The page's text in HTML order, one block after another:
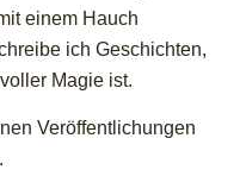
einem Hauch
ich Geschichten,
Magie ist.
Veröffentlichungen